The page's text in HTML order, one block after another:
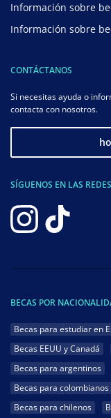
Información sobre
Información sobre
CONTÁCTANOS
Si necesitas ayuda o
contacta con nosotros.
SÍGUENOS EN LAS REDES
BECAS POR
Becas para estudiar en
Becas EEUU y Canadá
Becas para argentinos
Becas para colombianos
Becas para chilenos